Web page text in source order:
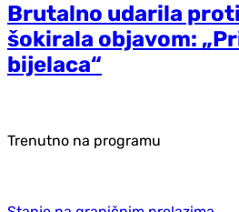
Brutalno udarila
šokirala objavom:
bijelaca“
Trenutno na programu